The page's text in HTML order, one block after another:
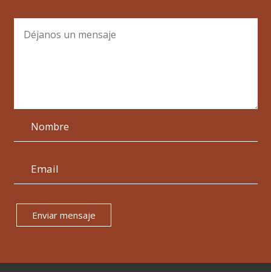
Enviar mensaje